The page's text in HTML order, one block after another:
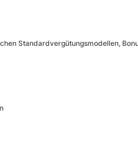
Standardvergütungsmodellen,